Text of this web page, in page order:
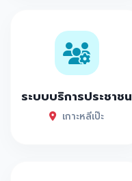
ระบบบริการประชาชน
เกาะหลีเป๊ะ